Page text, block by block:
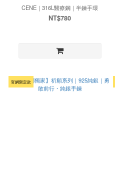
CENE｜316L醫療鋼｜半鍊手環
NT$780
官網限定款